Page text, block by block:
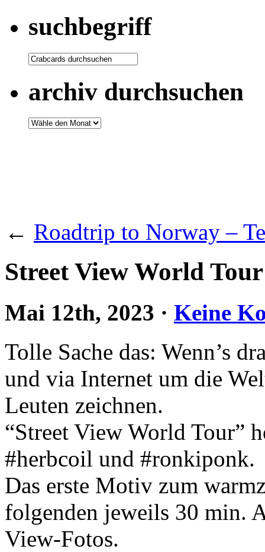
suchbegriff
archiv durchsuchen
← Roadtrip to Norway –
Street View World
Mai 12th, 2023 · Keine
Tolle Sache das: Wenn’s
und via Internet um die
Leuten zeichnen.
“Street View World Tour”
#herbcoil und #ronkiponk.
Das erste Motiv zum
folgenden jeweils 30 min.
View-Fotos.